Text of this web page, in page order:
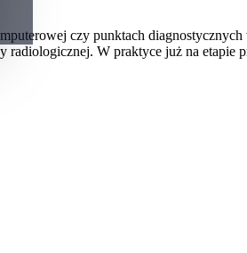
czy punktach
radiologicznej. W praktyce już na etapie